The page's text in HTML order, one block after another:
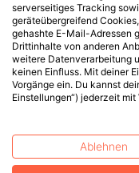
serverseitiges Tracking
geräteübergreifend
gehashte E-Mail-Adressen
Drittinhalte von anderen
weitere Datenverarbeitung
keinen Einfluss. Mit deiner
Vorgänge ein. Du kannst
Einstellungen“) jederzeit
Ablehnen